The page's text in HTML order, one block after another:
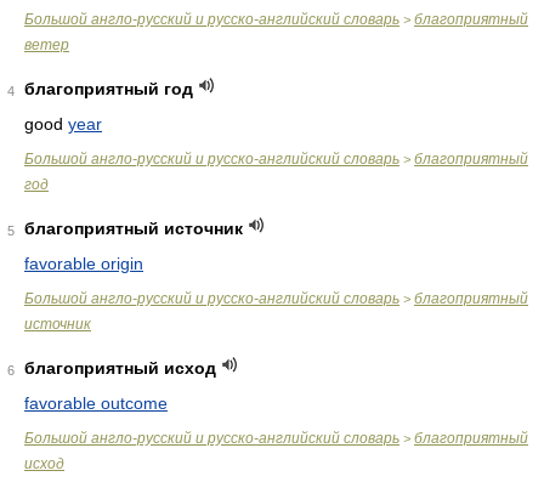
Большой англо-русский и русско-английский словарь > благоприятный
ветер
4
благоприятный год
good year
Большой англо-русский и русско-английский словарь > благоприятный
год
5
благоприятный источник
favorable origin
Большой англо-русский и русско-английский словарь > благоприятный
источник
6
благоприятный исход
favorable outcome
Большой англо-русский и русско-английский словарь > благоприятный
исход